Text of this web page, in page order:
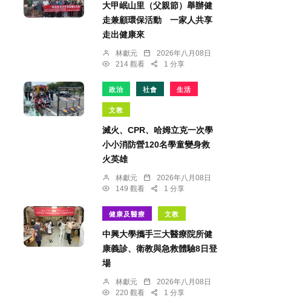
大甲岷山里（父親節）舉辦健
走兼顧環保活動 一家人共享
走出健康來
林獻元
2026年八月08日
214 觀看
1 分享
政治 社會 生活
文教
滅火、CPR、哈姆立克一次學
小小消防營120名學童變身救
火英雄
林獻元
2026年八月08日
149 觀看
1 分享
健康及醫療 文教
中興大學攜手三大醫療院所健
康義診、衛教與急救體驗8日登
場
林獻元
2026年八月08日
220 觀看
1 分享